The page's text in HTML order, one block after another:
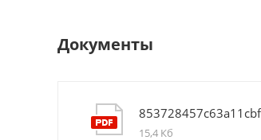
Документы
15,4 Кб